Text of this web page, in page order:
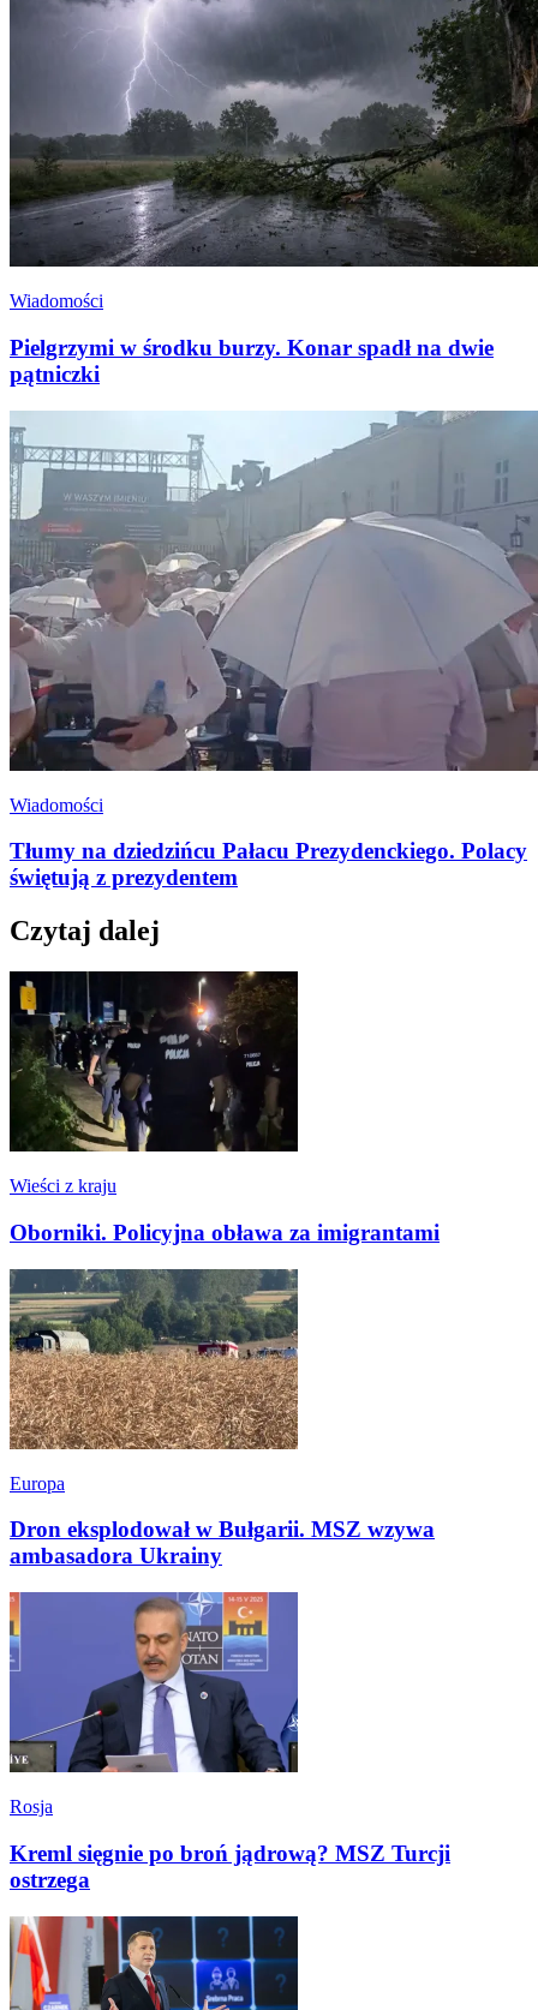
Wiadomości
Pielgrzymi w środku burzy. Konar spadł na dwie
pątniczki
Wiadomości
Tłumy na dziedzińcu Pałacu Prezydenckiego. Polacy
świętują z prezydentem
Czytaj dalej
Wieści z kraju
Oborniki. Policyjna obława za imigrantami
Europa
Dron eksplodował w Bułgarii. MSZ wzywa
ambasadora Ukrainy
Rosja
Kreml sięgnie po broń jądrową? MSZ Turcji
ostrzega